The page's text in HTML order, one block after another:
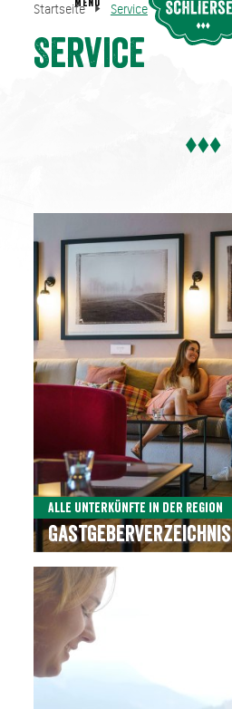
Startseite Service
Service
Alle Unterkünfte in der Region
Gastgeberverzeichnis
Startseite Service
MENU